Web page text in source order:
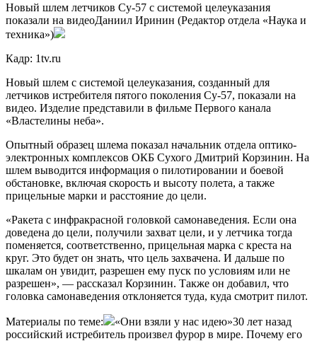
Новый шлем летчиков Су-57 с системой целеуказания
показали на видеоДаниил Иринин (Редактор отдела «Наука и
техника»)
Кадр: 1tv.ru
Новый шлем с системой целеуказания, созданный для
летчиков истребителя пятого поколения Су-57, показали на
видео. Изделие представили в фильме Первого канала
«Властелины неба».
Опытный образец шлема показал начальник отдела оптико-
электронных комплексов ОКБ Сухого Дмитрий Корзинин. На
шлем выводится информация о пилотировании и боевой
обстановке, включая скорость и высоту полета, а также
прицельные марки и расстояние до цели.
«Ракета с инфракрасной головкой самонаведения. Если она
доведена до цели, получили захват цели, и у летчика тогда
поменяется, соответственно, прицельная марка с креста на
круг. Это будет он знать, что цель захвачена. И дальше по
шкалам он увидит, разрешен ему пуск по условиям или не
разрешен», — рассказал Корзинин. Также он добавил, что
головка самонаведения отклоняется туда, куда смотрит пилот.
Материалы по теме:
«Они взяли у нас идею»30 лет назад
российский истребитель произвел фурор в мире. Почему его